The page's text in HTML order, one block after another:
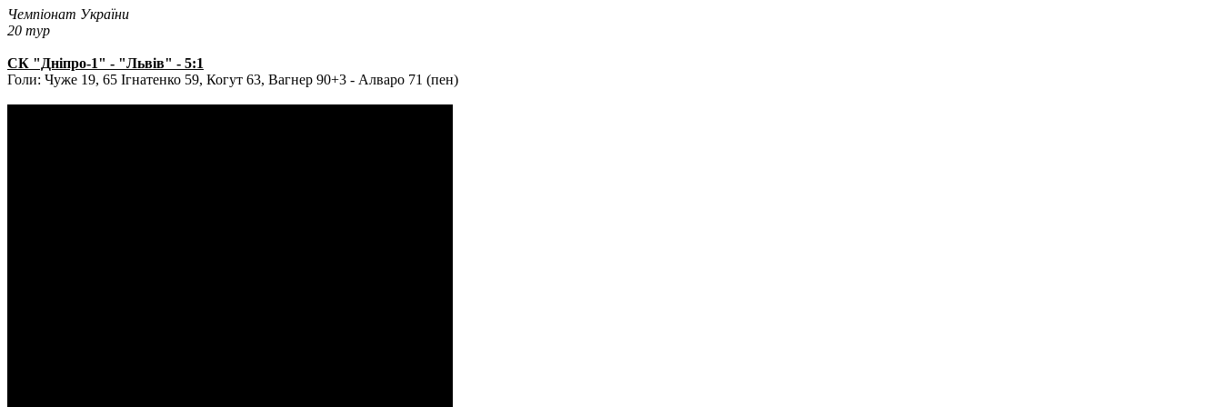
Чемпіонат України
20 тур
СК "Дніпро-1" - "Львів" - 5:1
Голи: Чуже 19, 65 Ігнатенко 59, Когут 63, Вагнер 90+3 - Алваро 71 (пен)